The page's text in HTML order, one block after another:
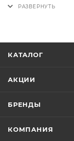
КАТАЛОГ
АКЦИИ
БРЕНДЫ
КОМПАНИЯ